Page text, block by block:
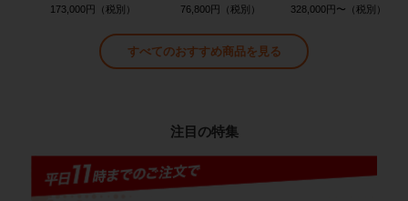
173,000円
76,800円
328,000円〜
すべてのおすすめ商品を見る
注目の特集